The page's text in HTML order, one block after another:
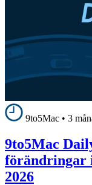
9to5Mac • 3
9to5Mac
förändringar
2026